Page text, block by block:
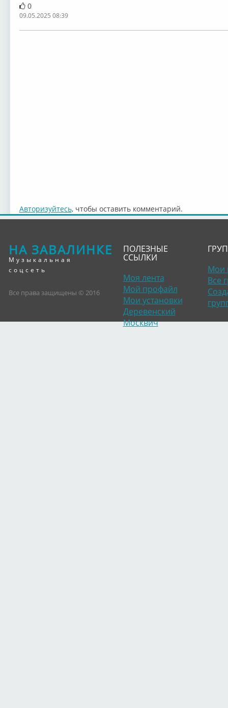
0
09.05.2025 08:39
Авторизуйтесь, чтобы оставить комментарий.
НА ЗАВАЛИНКЕ
Музыкальная
соцсеть
Все права защищены © 2016
ПОЛЕЗНЫЕ
ССЫЛКИ
Моя лента
Мой профайл
Мои установки
Деревенский
Москвич
Мои
Все